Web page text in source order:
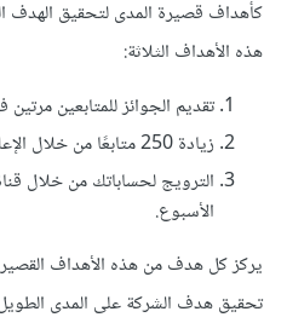
كأهداف قصيرة المدى لتحقيق الهدف
هذه الأهداف الثلاثة:
تقديم الجوائز للمتابعين
زيادة 250 متابعًا من خلال الإعلانات المدفوعة كل ثلاثة أشهر.
الترويج لحساباتك من خلال
الأسبوع.
يركز كل هدف من هذه الأهداف
تحقيق هدف الشركة على المدى